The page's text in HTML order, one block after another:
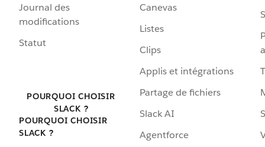
Journal des
modifications
Statut
POURQUOI CHOISIR
SLACK ?
POURQUOI CHOISIR
SLACK ?
Canevas
Listes
Clips
Applis et intégrations
Partage de fichiers
Slack AI
Agentforce